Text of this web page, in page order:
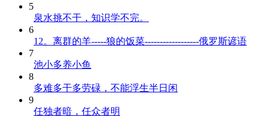
5
泉水挑不干，知识学不完。
6
12。离群的羊-----狼的饭菜------------------俄罗斯谚语
7
池小多养小鱼
8
多难多干多劳碌，不能浮生半日闲
9
任独者暗，任众者明